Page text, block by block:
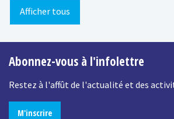
Afficher tous
Abonnez-vous à l'infolettre
Restez à l'affût de l'actualité et des
M'inscrire